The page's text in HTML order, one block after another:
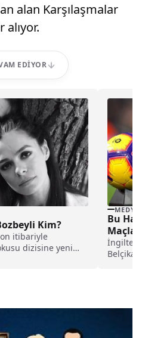
alan Karşılaşmalar
EDIYOR
Kim?
itibariyle
dizisine yeni
MEDYA
Bu
Belçika